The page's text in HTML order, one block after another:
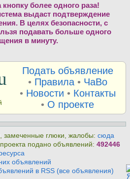
более одного раза!
выдаст подтверждение
В целях безопасности, с
подавать больше одного
в минуту.
Подать объявление
• Правила• ЧаВо
• Новости • Контакты
• О проекте
замеченные глюки, жалобы:сюда
подано объявлений:492446
объявлений
в RSS (все объявления)